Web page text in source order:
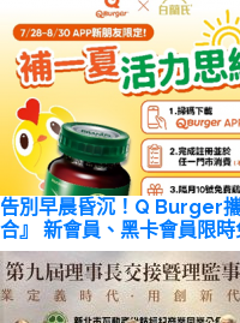
告別早晨昏沉！Q Burger
合』 新會員、黑卡會員限